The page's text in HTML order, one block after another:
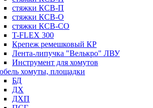
стяжки КСВ-П
стяжки КСВ-О
стяжки КСВ-СО
T-FLEX 300
Крепеж ремешковый КР
Лента-липучка "Велькро" ЛВУ
Инструмент для хомутов
хомуты, площадки
БД
ДХ
ДХП